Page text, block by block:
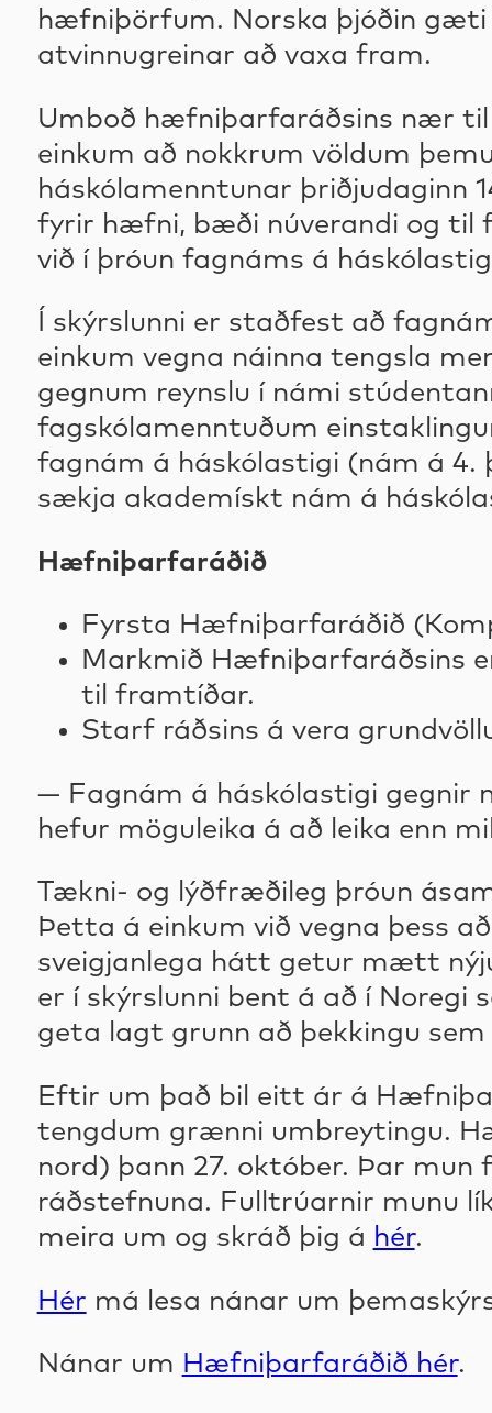
hæfniþörfum. Norska þjóðin
atvinnugreinar að vaxa fram.
Umboð hæfniþarfaráðsins nær til
einkum að nokkrum völdum
háskólamenntunar þriðjudaginn
fyrir hæfni, bæði núverandi og til
við í þróun fagnáms á
Í skýrslunni er staðfest að
einkum vegna náinna tengsla
gegnum reynslu í námi
fagskólamenntuðum
fagnám á háskólastigi (nám á 4.
sækja akademískt nám á
Hæfniþarfaráðið
Fyrsta Hæfniþarfaráðið
Markmið Hæfniþarfaráðsins
til framtíðar.
Starf ráðsins á vera
— Fagnám á háskólastigi gegnir
hefur möguleika á að leika enn
Tækni- og lýðfræðileg þróun
Þetta á einkum við vegna þess
sveigjanlega hátt getur mætt
er í skýrslunni bent á að í
geta lagt grunn að þekkingu
Eftir um það bil eitt ár á
tengdum grænni umbreytingu.
nord) þann 27. október. Þar
ráðstefnuna. Fulltrúarnir munu
meira um og skráð þig á hér.
Hér má lesa nánar um
Nánar um Hæfniþarfaráðið hér.